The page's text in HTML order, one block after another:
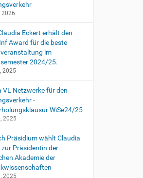
2026
Eckert erhält den
Award für die beste
im
2024/25.
2025
VL Netzwerke für den
-
WiSe24/25
2025
Präsidium wählt Claudia
zur Präsidentin der
Akademie der
2025